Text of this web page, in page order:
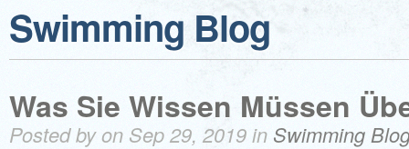
Swimming Blog
Was Sie Wissen Müssen
Posted by on Sep 29, 2019 in Swimming